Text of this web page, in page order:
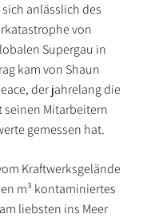
anlässlich des
von
Supergau in
kam von Shaun
der jahrelang die
Mitarbeitern
gemessen hat.
Kraftwerksgelände
m³ kontaminiertes
liebsten ins Meer